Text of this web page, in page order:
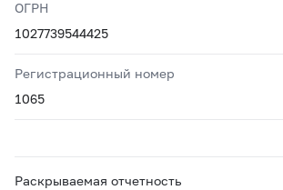
ОГРН
1027739544425
Регистрационный номер
1065
Раскрываемая отчетность